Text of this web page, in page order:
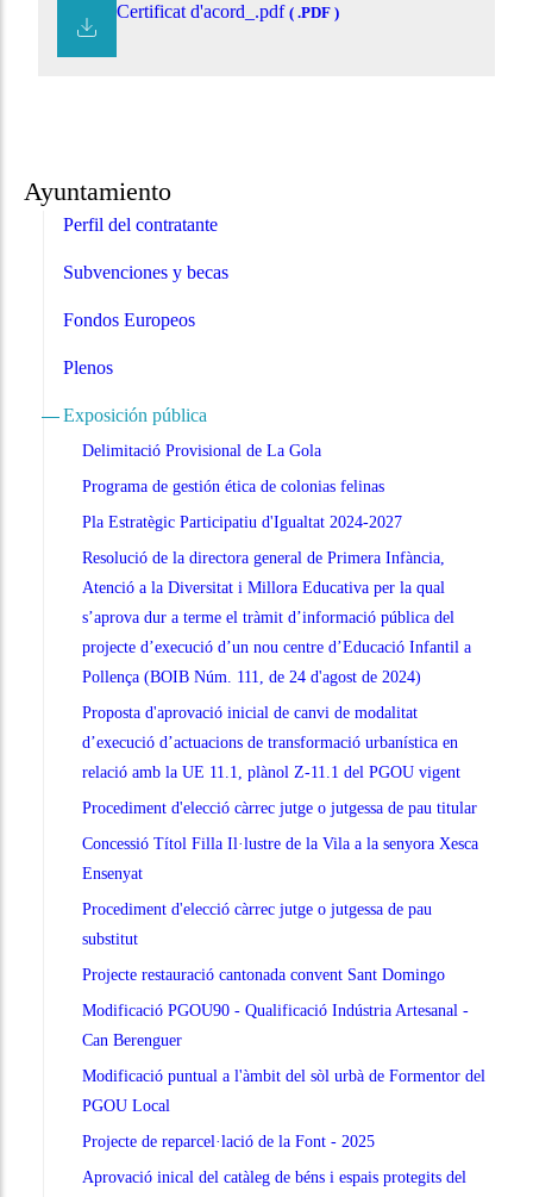
Ayuntamiento
Perfil del contratante
Subvenciones y becas
Fondos Europeos
Plenos
Exposición pública
Delimitació Provisional de La Gola
Programa de gestión ética de colonias felinas
Pla Estratègic Participatiu d'Igualtat 2024-2027
Resolució de la directora general de Primera Infància,
Atenció a la Diversitat i Millora Educativa per la qual
s’aprova dur a terme el tràmit d’informació pública del
projecte d’execució d’un nou centre d’Educació Infantil a
Pollença (BOIB Núm. 111, de 24 d'agost de 2024)
Proposta d'aprovació inicial de canvi de modalitat
d’execució d’actuacions de transformació urbanística en
relació amb la UE 11.1, plànol Z-11.1 del PGOU vigent
Procediment d'elecció càrrec jutge o jutgessa de pau titular
Concessió Títol Filla Il·lustre de la Vila a la senyora Xesca
Ensenyat
Procediment d'elecció càrrec jutge o jutgessa de pau
substitut
Projecte restauració cantonada convent Sant Domingo
Modificació PGOU90 - Qualificació Indústria Artesanal -
Can Berenguer
Modificació puntual a l'àmbit del sòl urbà de Formentor del
PGOU Local
Projecte de reparcel·lació de la Font - 2025
Aprovació inical del catàleg de béns i espais protegits del
Certificat d'acord_.pdf ( .PDF )